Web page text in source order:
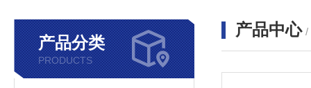
产品分类
PRODUCTS
产品中心 /